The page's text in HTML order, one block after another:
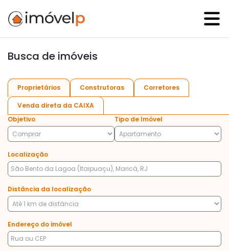
Busca de imóveis
Proprietários Construtoras Corretores
Venda direta da CAIXA
Objetivo
Tipo de Imóvel
Localização
Distância da localização
Endereço do imóvel